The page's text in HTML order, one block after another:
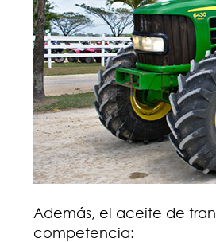
Además, el aceite de
competencia: